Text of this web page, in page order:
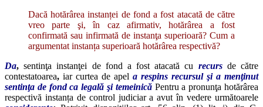
Dacă hotărârea instanței de fond a fost atacată de către
vreo parte şi, în caz afirmativ, hotărârea a fost
confirmată sau infirmată de instanţa superioară? Cum a
argumentat instanța superioară hotărârea respectivă?
Da, sentinţa instanţei de fond a fost atacată cu recursde către
contestatoarea, iar curtea de apel a respins recursul şi a menţinut
sentinţa de fond ca legală şi temeinicăPentru a pronunţa hotărârea
respectivă instanța de control judiciar a avut în vedere următoarele